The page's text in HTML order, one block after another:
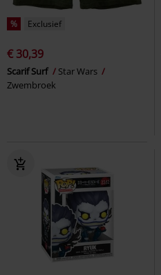
% Exclusief
€ 30,39
Scarif Surf
Star Wars
Zwembroek